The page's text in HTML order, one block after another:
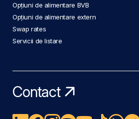
Opțiuni de alimentare BVB
Opțiuni de alimentare extern
Swap rates
Servicii de listare
Contact